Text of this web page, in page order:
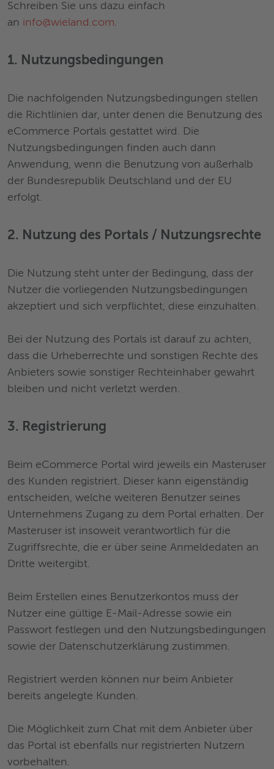
Schreiben Sie uns dazu einfach
an info@wieland.com.
1. Nutzungsbedingungen
Die nachfolgenden Nutzungsbedingungen stellen
die Richtlinien dar, unter denen die Benutzung des
eCommerce Portals gestattet wird. Die
Nutzungsbedingungen finden auch dann
Anwendung, wenn die Benutzung von außerhalb
der Bundesrepublik Deutschland und der EU
erfolgt.
2. Nutzung des Portals / Nutzungsrechte
Die Nutzung steht unter der Bedingung, dass der
Nutzer die vorliegenden Nutzungsbedingungen
akzeptiert und sich verpflichtet, diese einzuhalten.
Bei der Nutzung des Portals ist darauf zu achten,
dass die Urheberrechte und sonstigen Rechte des
Anbieters sowie sonstiger Rechteinhaber gewahrt
bleiben und nicht verletzt werden.
3. Registrierung
Beim eCommerce Portal wird jeweils ein Masteruser
des Kunden registriert. Dieser kann eigenständig
entscheiden, welche weiteren Benutzer seines
Unternehmens Zugang zu dem Portal erhalten. Der
Masteruser ist insoweit verantwortlich für die
Zugriffsrechte, die er über seine Anmeldedaten an
Dritte weitergibt.
Beim Erstellen eines Benutzerkontos muss der
Nutzer eine gültige E-Mail-Adresse sowie ein
Passwort festlegen und den Nutzungsbedingungen
sowie der Datenschutzerklärung zustimmen.
Registriert werden können nur beim Anbieter
bereits angelegte Kunden.
Die Möglichkeit zum Chat mit dem Anbieter über
das Portal ist ebenfalls nur registrierten Nutzern
vorbehalten.